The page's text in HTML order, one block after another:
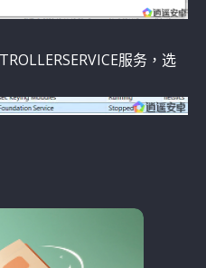
服务，选